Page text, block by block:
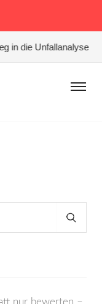
in die Unfallanalyse
nur bewerten –